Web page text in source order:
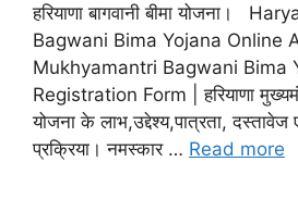
हरियाणा बागवानी बीमा योजना।
Bagwani Bima Yojana Online
Mukhyamantri Bagwani Bima
Registration Form | हरियाणा
योजना के लाभ,उद्देश्य,पात्रता,
प्रक्रिया। नमस्कार … Read more